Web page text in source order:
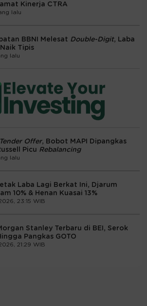
Kinerja CTRA
lalu
BBNI Melesat Double-Digit, Laba
Tipis
lalu
Tender Offer, Bobot MAPI Dipangkas
Picu Rebalancing
lalu
Laba Lagi Berkat Ini, Djarum
10% & Henan Kuasai 13%
23:15 WIB
Stanley Terbaru di BEI, Serok
Pangkas GOTO
21:29 WIB